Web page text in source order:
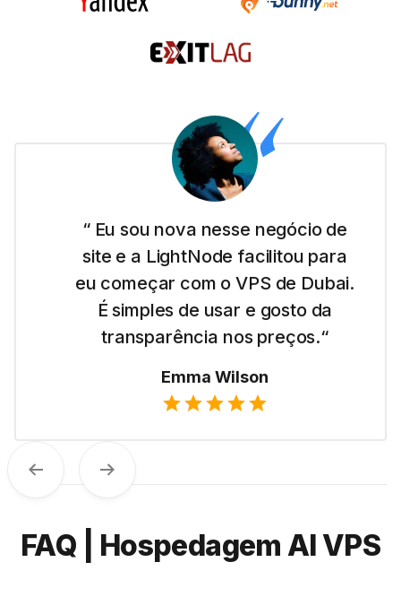
“ Eu sou nova nesse negócio de
site e a LightNode facilitou para
eu começar com o VPS de Dubai.
É simples de usar e gosto da
transparência nos preços.“
Emma Wilson
Anterior Próximo
FAQ | Hospedagem AI VPS